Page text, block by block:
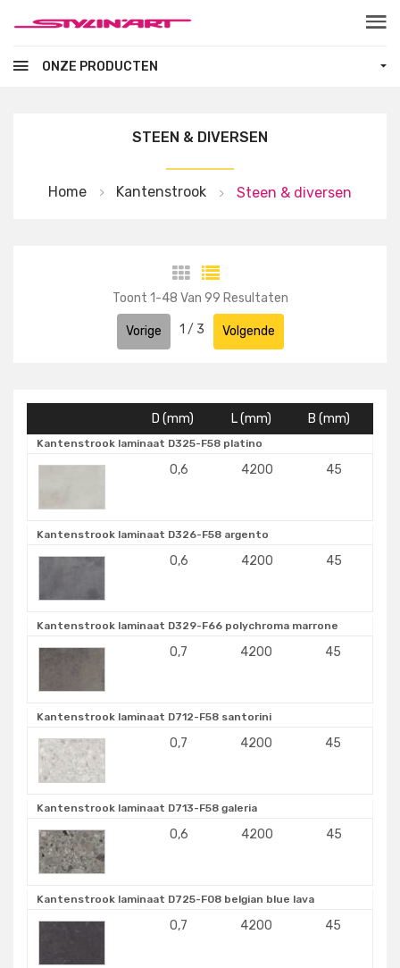
ONZE PRODUCTEN
STEEN & DIVERSEN
Home Kantenstrook Steen & diversen
Toont 1-48 Van 99 Resultaten
Vorige 1 / 3 Volgende
D (mm) L (mm) B (mm)
Kantenstrook laminaat D325-F58 platino
0,6 4200 45
Kantenstrook laminaat D326-F58 argento
0,6 4200 45
Kantenstrook laminaat D329-F66 polychroma marrone
0,7 4200 45
Kantenstrook laminaat D712-F58 santorini
0,7 4200 45
Kantenstrook laminaat D713-F58 galeria
0,6 4200 45
Kantenstrook laminaat D725-F08 belgian blue lava
0,7 4200 45